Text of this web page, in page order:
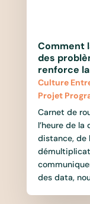
Comment
des
renforce
Culture
Projet
Carnet de
l’heure de
distance, de
des data,